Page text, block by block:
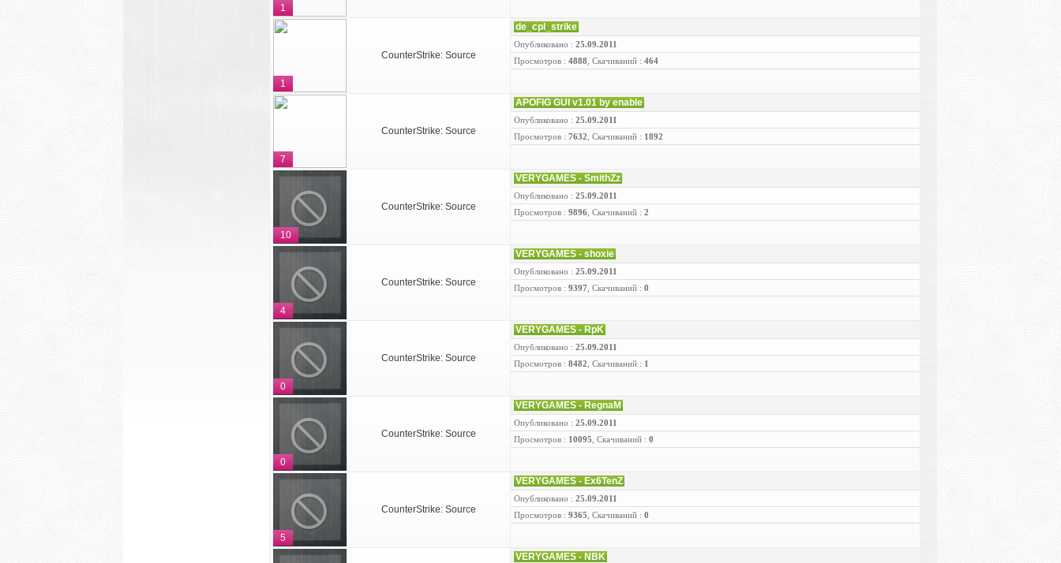
1
1
CounterStrike: Source
de_cpl_strike
Опубликовано : 25.09.2011
Просмотров : 4888 , Скачиваний : 464
7
CounterStrike: Source
APOFIG GUI v1.01 by enable
Опубликовано : 25.09.2011
Просмотров : 7632 , Скачиваний : 1892
10
CounterStrike: Source
VERYGAMES - SmithZz
Опубликовано : 25.09.2011
Просмотров : 9896 , Скачиваний : 2
4
CounterStrike: Source
VERYGAMES - shoxie
Опубликовано : 25.09.2011
Просмотров : 9397 , Скачиваний : 0
0
CounterStrike: Source
VERYGAMES - RpK
Опубликовано : 25.09.2011
Просмотров : 8482 , Скачиваний : 1
0
CounterStrike: Source
VERYGAMES - RegnaM
Опубликовано : 25.09.2011
Просмотров : 10095 , Скачиваний : 0
5
CounterStrike: Source
VERYGAMES - Ex6TenZ
Опубликовано : 25.09.2011
Просмотров : 9365 , Скачиваний : 0
VERYGAMES - NBK